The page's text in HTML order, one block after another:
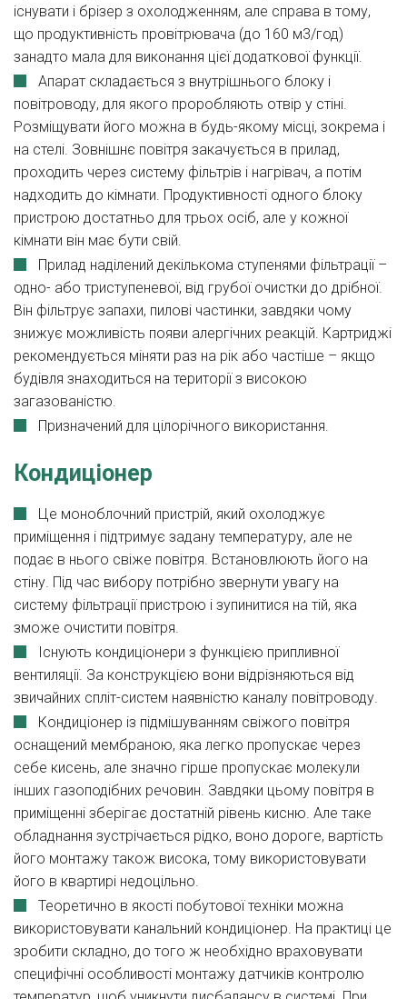
існувати і брізер з охолодженням, але справа в тому,
що продуктивність провітрювача (до 160 м3/год)
занадто мала для виконання цієї додаткової функції.
Апарат складається з внутрішнього блоку і
повітроводу, для якого проробляють отвір у стіні.
Розміщувати його можна в будь-якому місці, зокрема і
на стелі. Зовнішнє повітря закачується в прилад,
проходить через систему фільтрів і нагрівач, а потім
надходить до кімнати. Продуктивності одного блоку
пристрою достатньо для трьох осіб, але у кожної
кімнати він має бути свій.
Прилад наділений декількома ступенями фільтрації –
одно- або триступеневої, від грубої очистки до дрібної.
Він фільтрує запахи, пилові частинки, завдяки чому
знижує можливість появи алергічних реакцій. Картриджі
рекомендується міняти раз на рік або частіше – якщо
будівля знаходиться на території з високою
загазованістю.
Призначений для цілорічного використання.
Кондиціонер
Це моноблочний пристрій, який охолоджує
приміщення і підтримує задану температуру, але не
подає в нього свіже повітря. Встановлюють його на
стіну. Під час вибору потрібно звернути увагу на
систему фільтрації пристрою і зупинитися на тій, яка
зможе очистити повітря.
Існують кондиціонери з функцією припливної
вентиляції. За конструкцією вони відрізняються від
звичайних спліт-систем наявністю каналу повітроводу.
Кондиціонер із підмішуванням свіжого повітря
оснащений мембраною, яка легко пропускає через
себе кисень, але значно гірше пропускає молекули
інших газоподібних речовин. Завдяки цьому повітря в
приміщенні зберігає достатній рівень кисню. Але таке
обладнання зустрічається рідко, воно дороге, вартість
його монтажу також висока, тому використовувати
його в квартирі недоцільно.
Теоретично в якості побутової техніки можна
використовувати канальний кондиціонер. На практиці це
зробити складно, до того ж необхідно враховувати
специфічні особливості монтажу датчиків контролю